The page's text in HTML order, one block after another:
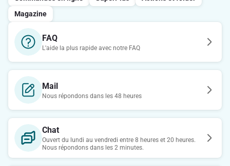
Magazine
FAQ
L'aide la plus rapide avec notre FAQ
Mail
Nous répondons dans les 48 heures
Chat
Ouvert du lundi au vendredi entre 8 heures et 20 heures.
Nous répondons dans les 2 minutes.